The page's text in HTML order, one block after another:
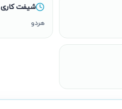
شیفت کاری
هردو